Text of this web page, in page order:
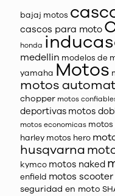
bajaj motos
cascos para moto
honda
medellin modelos de
yamaha Motos
motos
chopper motos
deportivas motos
motos economicas
harley motos hero
husqvarna
kymco motos naked
enfield motos scooter
seguridad en moto